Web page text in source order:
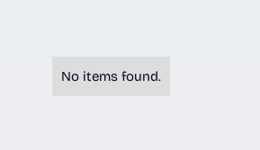
DOCUMENTE ȘI
No items found.